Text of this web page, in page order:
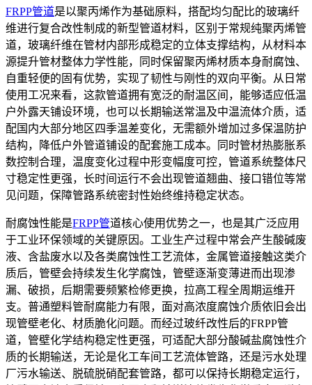
FRPP管道是以聚丙烯作为基础原料，搭配均匀配比的玻璃纤
维进行复合改性制成的新型管道材料，区别于常规纯聚丙烯管
道，玻璃纤维在管材内部形成稳定的立体支撑结构，从材料本
源提升管材整体力学性能，同时保留聚丙烯材质本身耐腐蚀、
自重轻便的固有优势，实现了韧性与刚性的双向平衡。从日常
使用工况来看，这款管道拥有宽泛的耐温区间，能够适应低温
户外露天铺设环境，也可以长期输送常温及中温流体介质，适
配国内大部分地区四季温差变化，无需额外增加过多保温防护
结构，降低户外管道铺设的配套施工成本。同时管材热膨胀系
数控制合理，温度变化过程中形变幅度可控，管道系统整体尺
寸稳定性更强，长时间运行不会出现管道翘曲、接口错位等常
见问题，保障管路系统密封性始终维持稳定状态。
耐腐蚀性能是FRPP管道核心使用优势之一，也是其广泛应用
于工业环保领域的关键原因。工业生产过程中常会产生酸碱废
液、含盐废水以及各类腐蚀性工艺流体，金属管道接触这类介
质后，管壁会持续发生化学腐蚀，管壁逐渐变薄进而出现渗
漏、破损，后期需要频繁检修更换，拉高工程全周期运维开
支。普通塑料管耐腐能力有限，面对高浓度腐蚀介质依旧会出
现管壁老化、材质脆化问题。而经过玻纤改性后的FRPP管
道，管壁化学结构稳定性更强，可适配大部分酸碱盐腐蚀性介
质的长期输送，无论是化工车间工艺流体管路，还是污水处理
厂污水输送、脱硫脱硝配套管路，都可以保持长期稳定运行，